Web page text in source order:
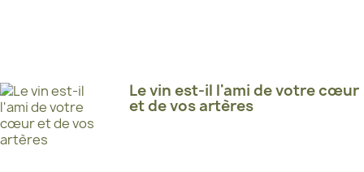
Le vin est-il l'ami de votre cœur
et de vos artères